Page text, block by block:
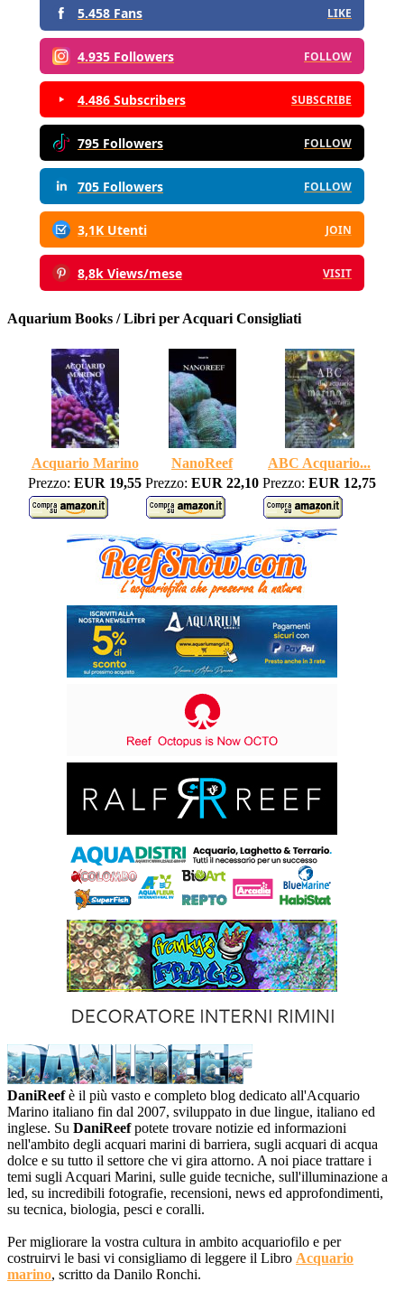
5.458 Fans LIKE
4.935 Followers FOLLOW
4.486 Subscribers SUBSCRIBE
795 Followers FOLLOW
705 Followers FOLLOW
3,1K Utenti JOIN
8,8k Views/mese VISIT
Aquarium Books / Libri per Acquari Consigliati
Acquario Marino NanoReef
ABC Acquario...
Prezzo: EUR 19,55 Prezzo: EUR 22,10 Prezzo: EUR 12,75
DaniReefè il più vasto e completo blog dedicato all'Acquario
Marino italiano fin dal 2007, sviluppato in due lingue, italiano ed
inglese. Su DaniReefpotete trovare notizie ed informazioni
nell'ambito degli acquari marini di barriera, sugli acquari di acqua
dolce e su tutto il settore che vi gira attorno. A noi piace trattare i
temi sugli Acquari Marini, sulle guide tecniche, sull'illuminazione a
led, su incredibili fotografie, recensioni, news ed approfondimenti,
su tecnica, biologia, pesci e coralli.
Per migliorare la vostra cultura in ambito acquariofilo e per
costruirvi le basi vi consigliamo di leggere il Libro Acquario
marino, scritto da Danilo Ronchi.